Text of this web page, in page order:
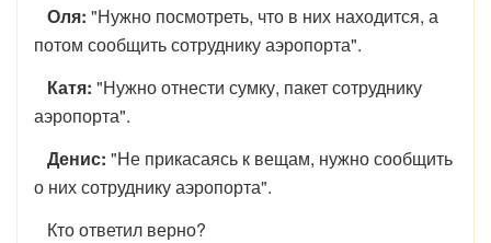
Оля: "Нужно посмотреть, что в них находится, а
потом сообщить сотруднику аэропорта".
Катя: "Нужно отнести сумку, пакет сотруднику
аэропорта".
Денис: "Не прикасаясь к вещам, нужно сообщить
о них сотруднику аэропорта".
Кто ответил верно?